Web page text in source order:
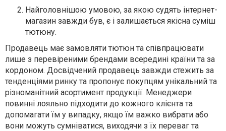
Найголовнішою умовою, за якою судять інтернет-
магазин завжди був, є і залишається якісна суміш
тютюну.
Продавець має замовляти тютюн та співпрацювати
лише з перевіреними брендами всередині країни та за
кордоном. Досвідчений продавець завжди стежить за
тенденціями ринку та пропонує покупцям унікальний та
різноманітний асортимент продукції. Менеджери
повинні лояльно підходити до кожного клієнта та
допомагати їм у випадку, якщо їм важко вибрати або
вони можуть сумніватися, виходячи з їх переваг та